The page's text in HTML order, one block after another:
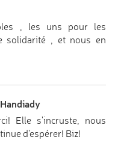
, les uns pour les
solidarité , et nous en
Elle s'incruste, nous
d'espérer! Biz!